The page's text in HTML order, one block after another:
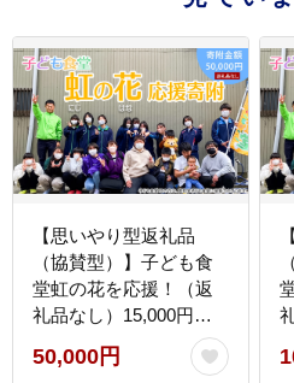
【思いやり型返礼品
（協賛型）】子ども食
堂虹の花を応援！（返
礼品なし）15,000円分
こども 支援 SDGs フー
ドパントリー 地域活動
50,000円